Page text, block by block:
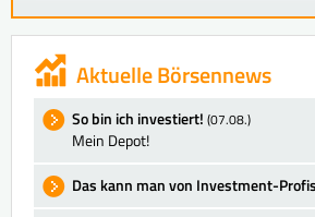
Aktuelle Börsennews
So bin ich investiert! (07.08.)
Mein Depot!
Das kann man von Investment-